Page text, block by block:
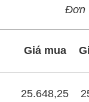
Đơn
Giá mua
25.648,25